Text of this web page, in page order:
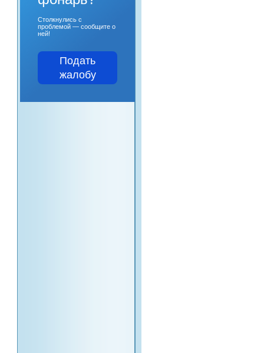
Столкнулись с
проблемой — сообщите о
ней!
Подать
жалобу